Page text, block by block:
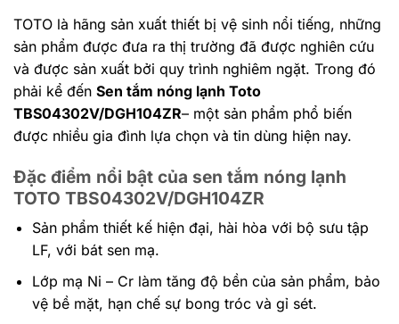
TOTO là hãng sản xuất thiết bị vệ sinh nổi tiếng, những
sản phẩm được đưa ra thị trường đã được nghiên cứu
và được sản xuất bởi quy trình nghiêm ngặt. Trong đó
phải kể đến Sen tắm nóng lạnh Toto
TBS04302V/DGH104ZR– một sản phẩm phổ biến
được nhiều gia đình lựa chọn và tin dùng hiện nay.
Đặc điểm nổi bật của sen tắm nóng lạnh
TOTO TBS04302V/DGH104ZR
Sản phẩm thiết kế hiện đại, hài hòa với bộ sưu tập
LF, với bát sen mạ.
Lớp mạ Ni – Cr làm tăng độ bền của sản phẩm, bảo
vệ bề mặt, hạn chế sự bong tróc và gỉ sét.